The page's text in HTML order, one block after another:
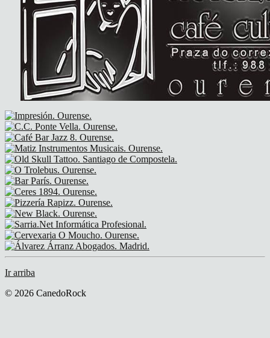
Ir arriba
© 2026 CanedoRock